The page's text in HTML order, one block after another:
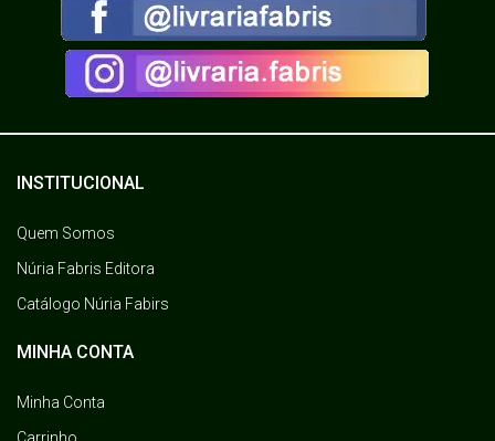
INSTITUCIONAL
Quem Somos
Núria Fabris Editora
Catálogo Núria Fabirs
MINHA CONTA
Minha Conta